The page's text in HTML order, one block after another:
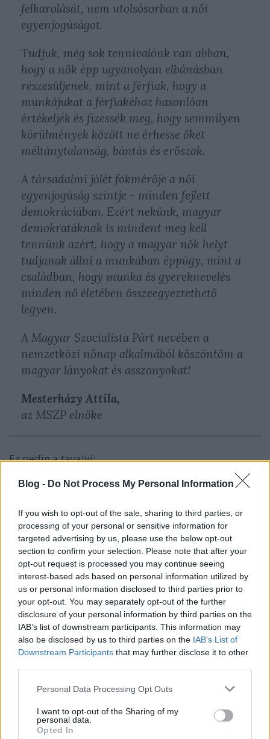
Blog - Do Not Process My Personal Information
If you wish to opt-out of the sale, sharing to third parties, or
processing of your personal or sensitive information for
targeted advertising by us, please use the below opt-out
section to confirm your selection. Please note that after your
opt-out request is processed you may continue seeing
interest-based ads based on personal information utilized by
us or personal information disclosed to third parties prior to
your opt-out. You may separately opt-out of the further
disclosure of your personal information by third parties on the
IAB’s list of downstream participants. This information may
also be disclosed by us to third parties on the IAB’s List of
Downstream Participants that may further disclose it to other
Please note that this website/app uses one or more Google
not limited to your visit or usage behaviour. You may click to
grant or deny consent to Google and its third-party tags to
use your data for below specified purposes in below Google
Personal Data Processing Opt Outs
I want to opt-out of the Sharing of my
personal data.
Opted In
felkarolását, nem utolsósorban a női
egyenjogúságot.
Tudjuk, még sok tennivalónk van abban,
hogy a nők épp ugyanolyan elbánásban
részesüljenek, mint a férfiak, hogy a
munkájukat a férfiakéhoz hasonlóan
értékeljék és fizessék meg, hogy semmilyen
körülmények között ne érhesse őket
méltánytalanság, bántás és erőszak.
A társadalmi jólét fokmérője a női
egyenjogúság szintje - minden fejlett
demokráciában. Ezért nekünk, magyar
demokratáknak is mindent meg kell
tennünk azért, hogy a magyar nők helyt
tudjanak állni a munkában éppúgy, mint a
családban, hogy munka és gyereknevelés
minden nő életében összeegyeztethető
legyen.
A Magyar Szocialista Párt nevében a
nemzetközi nőnap alkalmából köszöntöm a
magyar lányokat és asszonyokat!
Mesterházy Attila,
az MSZP elnöke
Ez pedig a tavalyi:
Nőnapi köszöntő
A Magyar Szocialista Párt nevében a
nemzetközi nőnap alkalmából ezúton
köszöntöm a magyar lányokat és
asszonyokat!
A mindennapjainkban kulcsszerepet betöltő
nők nem csupán gyermekeink, családjaink
boldogulását biztosítják. Nap mint nap,
eszméket és értékeket, amelyek egy modern,
befogadó társadalom alapját adják.